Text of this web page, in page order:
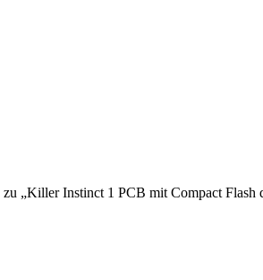
„Killer Instinct 1 PCB mit Compact Flash